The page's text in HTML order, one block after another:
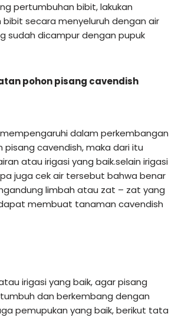
pertumbuhan bibit, lakukan
secara menyeluruh dengan air
sudah dicampur dengan pupuk
pohon pisang cavendish
dalam perkembangan
cavendish, maka dari itu
atau irigasi yang baik.selain irigasi
juga cek air tersebut bahwa benar
limbah atau zat – zat yang
membuat tanaman cavendish
irigasi yang baik, agar pisang
dan berkembang dengan
pemupukan yang baik, berikut tata